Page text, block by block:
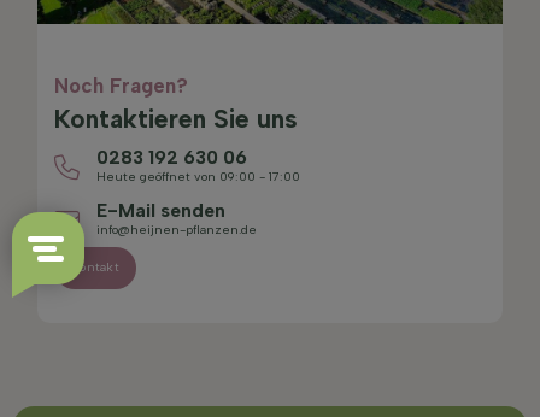
Noch Fragen?
Kontaktieren Sie uns
0283 192 630 06
Heute geöffnet von 09:00 - 17:00
E-Mail senden
info@heijnen-pflanzen.de
Kontakt